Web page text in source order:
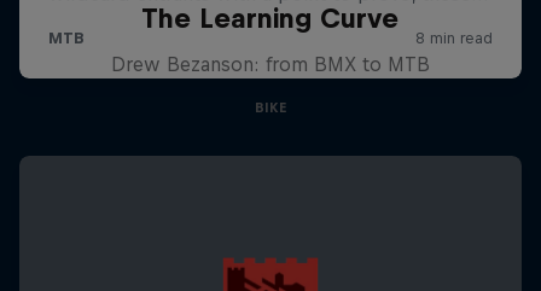
The Learning Curve
Drew Bezanson: from BMX to MTB
BIKE